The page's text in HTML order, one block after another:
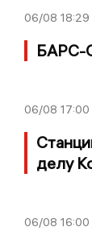
06/08 18:29
БАРС-
06/08 17:00
делу
06/08 16:00